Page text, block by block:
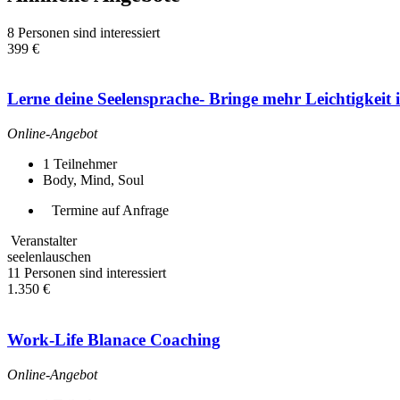
8 Personen sind interessiert
399 €
Lerne deine Seelensprache- Bringe mehr Leichtigkeit
Online-Angebot
1 Teilnehmer
Body, Mind, Soul
Termine auf Anfrage
Veranstalter
seelenlauschen
11 Personen sind interessiert
1.350 €
Work-Life Blanace Coaching
Online-Angebot